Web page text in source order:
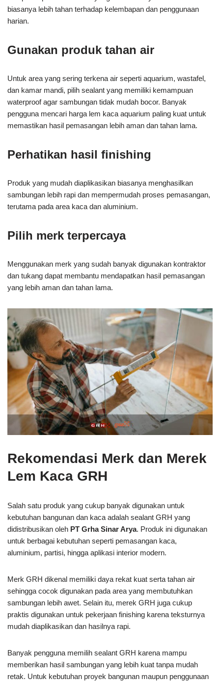
biasanya lebih tahan terhadap kelembapan dan penggunaan
harian.
Gunakan produk tahan air
Untuk area yang sering terkena air seperti aquarium, wastafel,
dan kamar mandi, pilih sealant yang memiliki kemampuan
waterproof agar sambungan tidak mudah bocor. Banyak
pengguna mencari harga lem kaca aquarium paling kuat untuk
memastikan hasil pemasangan lebih aman dan tahan lama.
Perhatikan hasil finishing
Produk yang mudah diaplikasikan biasanya menghasilkan
sambungan lebih rapi dan mempermudah proses pemasangan,
terutama pada area kaca dan aluminium.
Pilih merk terpercaya
Menggunakan merk yang sudah banyak digunakan kontraktor
dan tukang dapat membantu mendapatkan hasil pemasangan
yang lebih aman dan tahan lama.
Rekomendasi Merk dan Merek
Lem Kaca GRH
Salah satu produk yang cukup banyak digunakan untuk
kebutuhan bangunan dan kaca adalah sealant GRH yang
didistribusikan oleh PT Grha Sinar Arya. Produk ini digunakan
untuk berbagai kebutuhan seperti pemasangan kaca,
aluminium, partisi, hingga aplikasi interior modern.
Merk GRH dikenal memiliki daya rekat kuat serta tahan air
sehingga cocok digunakan pada area yang membutuhkan
sambungan lebih awet. Selain itu, merek GRH juga cukup
praktis digunakan untuk pekerjaan finishing karena teksturnya
mudah diaplikasikan dan hasilnya rapi.
Banyak pengguna memilih sealant GRH karena mampu
memberikan hasil sambungan yang lebih kuat tanpa mudah
retak. Untuk kebutuhan proyek bangunan maupun penggunaan